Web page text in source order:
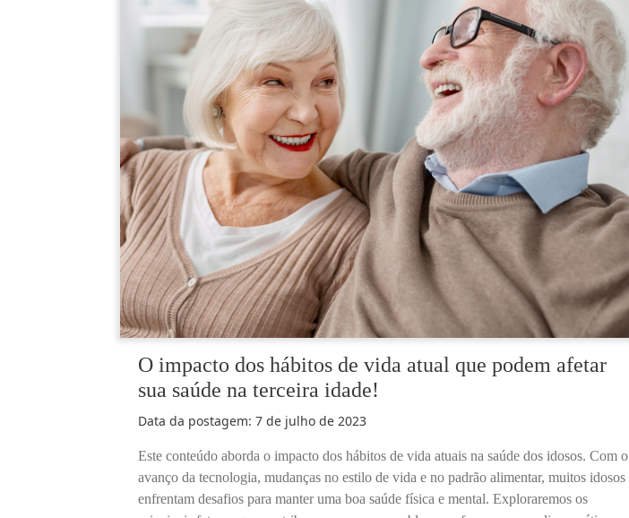
O impacto dos hábitos de vida atual que podem afetar
sua saúde na terceira idade!
Data da postagem: 7 de julho de 2023
Este conteúdo aborda o impacto dos hábitos de vida atuais na saúde dos idosos. Com o
avanço da tecnologia, mudanças no estilo de vida e no padrão alimentar, muitos idosos
enfrentam desafios para manter uma boa saúde física e mental. Exploraremos os